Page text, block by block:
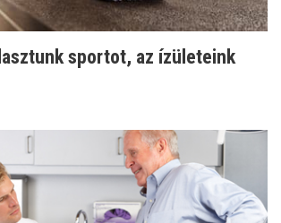
sportot, az ízületeink